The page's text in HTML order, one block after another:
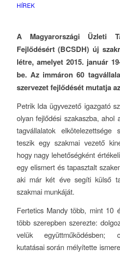
HÍREK
A Magyarországi Üzleti
Fejlődésért (BCSDH) új
létre, amelyet 2015. január
be. Az immáron 60
szervezet fejlődését mutatja
Petrik Ida ügyvezető igazgató
olyan fejlődési szakaszba, ahol
tagvállalatok elkötelezettsége
teszik egy szakmai vezető
hogy nagy lehetőségként
egy elismert és tapasztalt
aki már két éve segíti külső
szakmai munkáját.
Fertetics Mandy több, mint 10
több szerepben szerezte:
velük együttműködésben;
kutatásai során mélyítette